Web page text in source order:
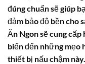
đúng chuẩn sẽ giúp
đảm bảo độ bền cho
Ăn Ngon sẽ cung
biến đến những mẹo
thiết bị nấu chậm này.